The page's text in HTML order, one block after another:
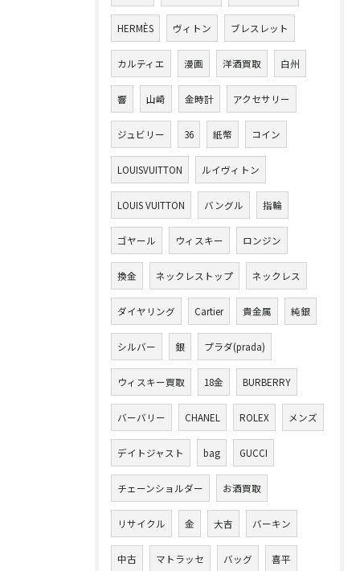
HERMÈS ヴィトン ブレスレット
カルティエ 漫画 洋酒買取 白州
響 山崎 金時計 アクセサリー
ジュビリー 36 紙幣 コイン
LOUISVUITTON ルイヴィトン
LOUIS VUITTON バングル 指輪
ゴヤール ウィスキー ロンジン
換金 ネックレストップ ネックレス
ダイヤリング Cartier 貴金属 純銀
シルバー 銀 プラダ(prada)
ウィスキー買取 18金 BURBERRY
バーバリー CHANEL ROLEX メンズ
デイトジャスト bag GUCCI
チェーンショルダー お酒買取
リサイクル 金 大吉 バーキン
中古 マトラッセ バッグ 喜平